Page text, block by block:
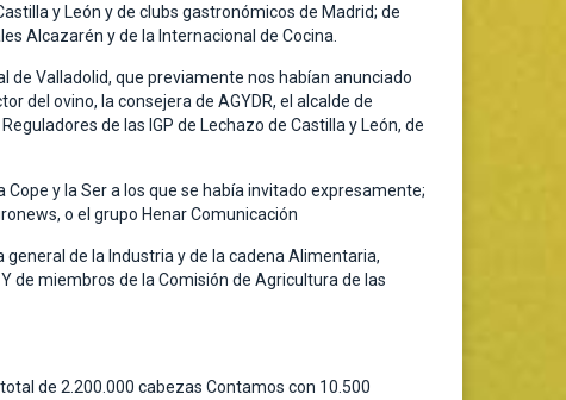
y León y de clubs gastronómicos de Madrid; de
Alcazarén y de la Internacional de Cocina.
de Valladolid, que previamente nos habían anunciado
del ovino, la consejera de AGYDR, el alcalde de
de las IGP de Lechazo de Castilla y León, de
y la Ser a los que se había invitado expresamente;
o el grupo Henar Comunicación
de la Industria y de la cadena Alimentaria,
de miembros de la Comisión de Agricultura de las
de 2.200.000 cabezas Contamos con 10.500